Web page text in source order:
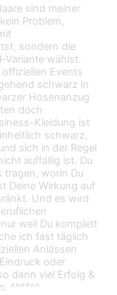
sind meiner
Problem,
sondern die
Variante wählst.
Events
schwarz in
Hosenanzug
doch
Kleidung ist
schwarz,
sich in der Regel
auffällig ist. Du
tragen, worin Du
Deine Wirkung auf
Und es wird
weil Du komplett
ich fast täglich
Anlässen
oder
dann viel Erfolg &
^^°°^^